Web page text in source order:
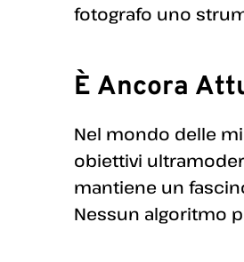
fotografo uno
È Ancora
Nel mondo delle
obiettivi
mantiene un
Nessun algoritmo